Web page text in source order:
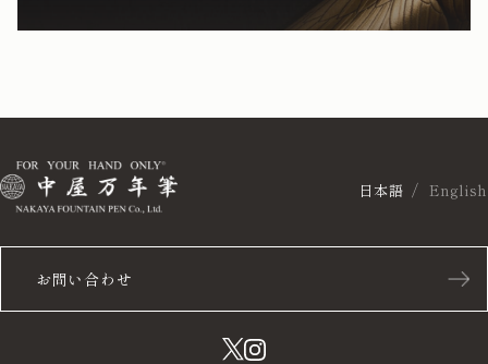
お問い合わせ
日本語 English